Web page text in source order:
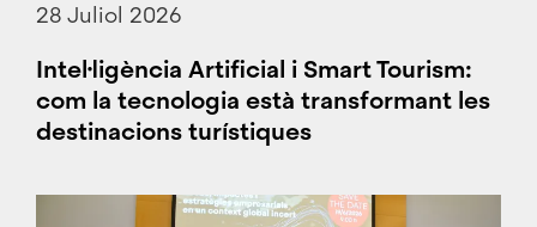
28 Juliol 2026
Intel·ligència Artificial i Smart Tourism:
com la tecnologia està transformant les
destinacions turístiques